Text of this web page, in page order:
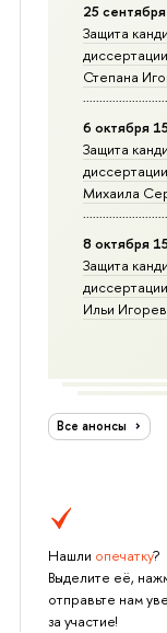
25
Защита
Степана
6 октября
Защита
Михаила
8 октября
Защита
Ильи
Все анонсы
Нашли опечатку?
Выделите её,
отправьте нам
за участие!